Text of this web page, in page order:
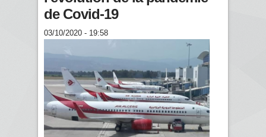
de Covid-19
03/10/2020 - 19:58